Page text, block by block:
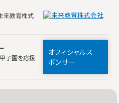
来教育株式
子園を応援
オフィシャルス
ポンサー